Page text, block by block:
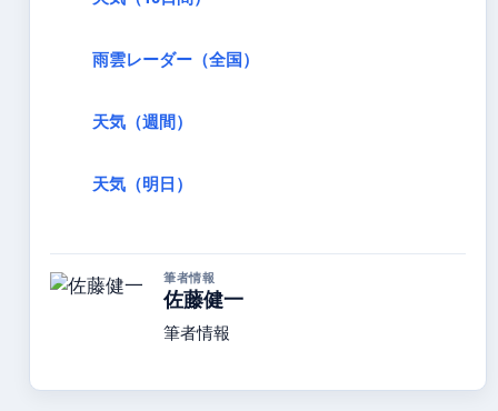
雨雲レーダー（全国）
天気（週間）
天気（明日）
筆者情報
佐藤健一
筆者情報